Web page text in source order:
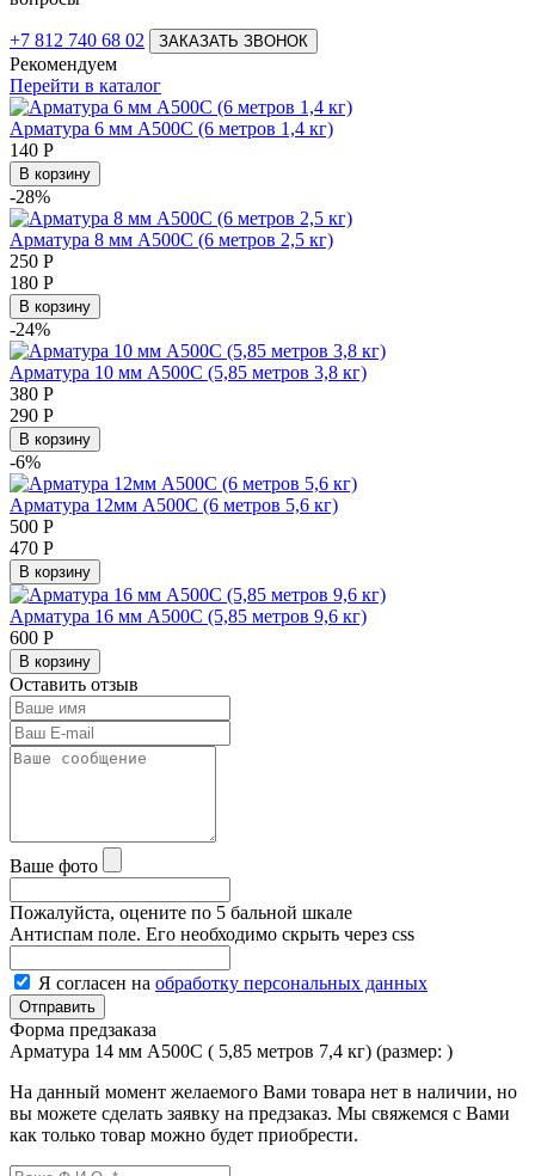
+7 812 740 68 02 ЗАКАЗАТЬ ЗВОНОК
Рекомендуем
Перейти в каталог
Арматура 6 мм А500С (6 метров 1,4 кг)
140 Р
В корзину
-28%
Арматура 8 мм А500С (6 метров 2,5 кг)
250 Р
180 Р
В корзину
-24%
Арматура 10 мм А500С (5,85 метров 3,8 кг)
380 Р
290 Р
В корзину
-6%
Арматура 12мм А500С (6 метров 5,6 кг)
500 Р
470 Р
В корзину
Арматура 16 мм А500С (5,85 метров 9,6 кг)
600 Р
В корзину
Оставить отзыв
Ваше фото
Пожалуйста, оцените по 5 бальной шкале
Антиспам поле. Его необходимо скрыть через css
Я согласен на обработку персональных данных
Форма предзаказа
Арматура 14 мм А500С ( 5,85 метров 7,4 кг) (размер: )
На данный момент желаемого Вами товара нет в наличии, но
вы можете сделать заявку на предзаказ. Мы свяжемся с Вами
как только товар можно будет приобрести.